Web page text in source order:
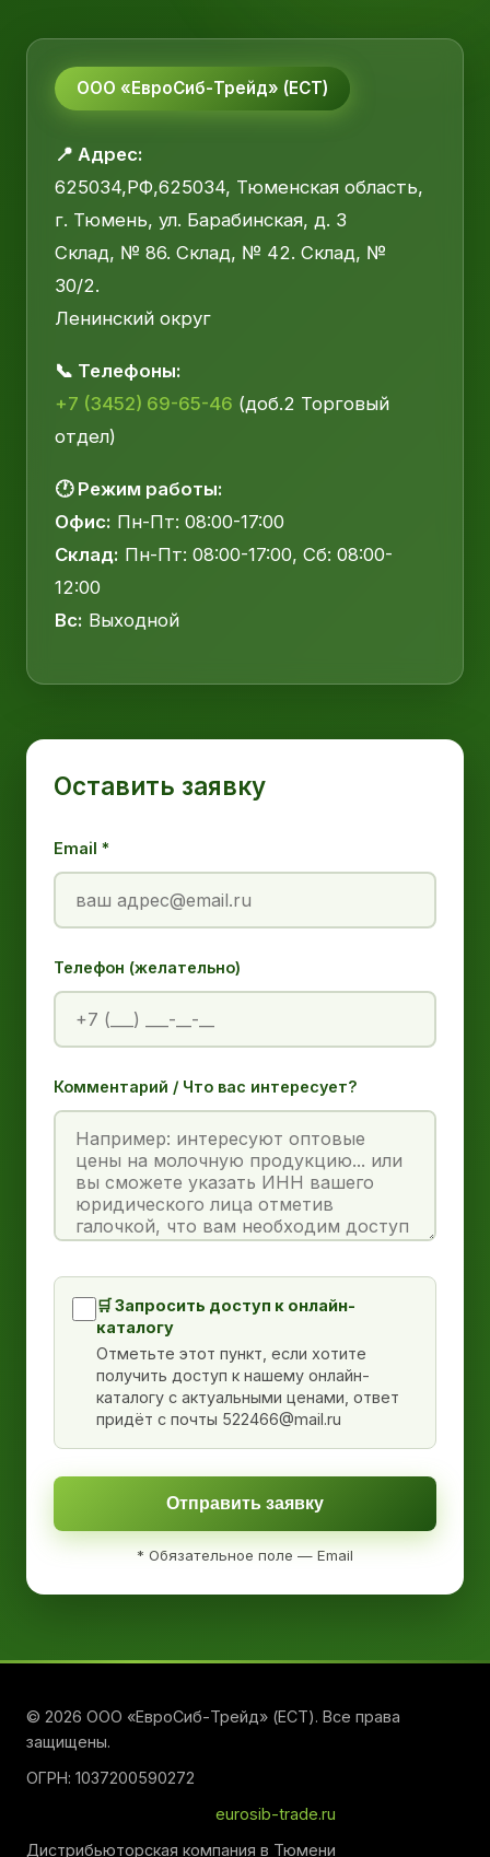
ООО «ЕвроСиб-Трейд» (ЕСТ)
📍 Адрес:
625034,РФ,625034, Тюменская область,
г. Тюмень, ул. Барабинская, д. 3
Склад, № 86. Склад, № 42. Склад, №
30/2.
Ленинский округ
📞 Телефоны:
+7 (3452) 69-65-46 (доб.2 Торговый
отдел)
🕐 Режим работы:
Офис: Пн-Пт: 08:00-17:00
Склад: Пн-Пт: 08:00-17:00, Сб: 08:00-
12:00
Вс: Выходной
Оставить заявку
Email *
Телефон (желательно)
Комментарий / Что вас интересует?
🛒 Запросить доступ к онлайн-
каталогу
Отметьте этот пункт, если хотите
получить доступ к нашему онлайн-
каталогу с актуальными ценами, ответ
придёт с почты 522466@mail.ru
Отправить заявку
* Обязательное поле — Email
© 2026 ООО «ЕвроСиб-Трейд» (ЕСТ). Все права
защищены.
ОГРН: 1037200590272
eurosib-trade.ru
Дистрибьюторская компания в Тюмени